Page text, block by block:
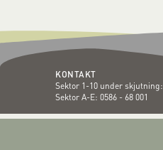
KONTAKT
Sektor 1-10 under skjutning:
Sektor A-E: 0586 - 68 001